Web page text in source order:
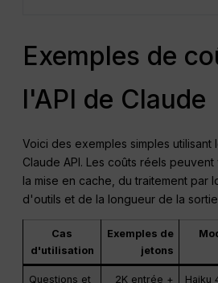
Exemples de
l'API de Claude
Voici des exemples simples utilisant
Claude API. Les coûts réels
la mise en cache, du traitement par
d'outils et de la longueur de la
Cas
d'utilisation
Exemples de
jetons
Questions et
2K entrée +
Haiku